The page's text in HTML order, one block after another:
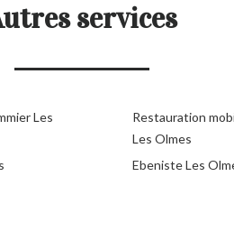
services
Les
Restauration
Les Olmes
Ebeniste Les